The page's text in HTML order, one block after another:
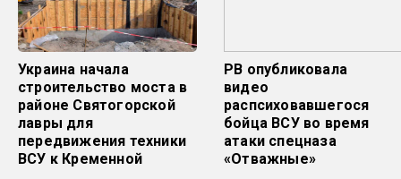
Украина начала
строительство моста в
районе Святогорской
лавры для
передвижения техники
ВСУ к Кременной
РВ опубликовала
видео
распсиховавшегося
бойца ВСУ во время
атаки спецназа
«Отважные»